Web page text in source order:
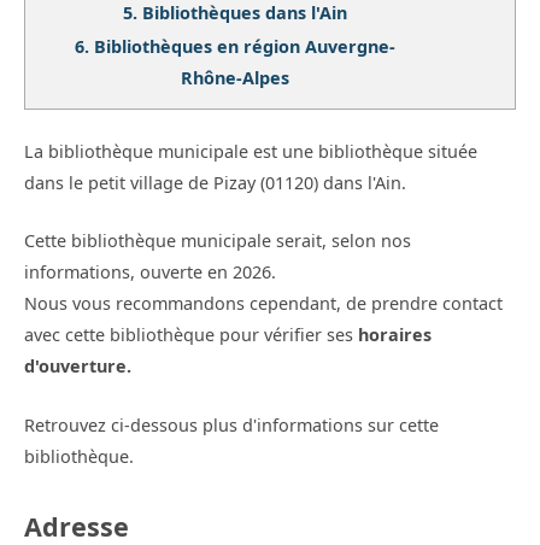
5. Bibliothèques dans l'Ain
6. Bibliothèques en région Auvergne-
Rhône-Alpes
La bibliothèque municipale est une bibliothèque située
dans le petit village de Pizay (01120) dans l'Ain.
Cette bibliothèque municipale serait, selon nos
informations, ouverte en 2026.
Nous vous recommandons cependant, de prendre contact
avec cette bibliothèque pour vérifier ses horaires
d'ouverture.
Retrouvez ci-dessous plus d'informations sur cette
bibliothèque.
Adresse